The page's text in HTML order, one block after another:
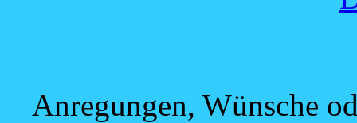
Anregungen, Wünsche